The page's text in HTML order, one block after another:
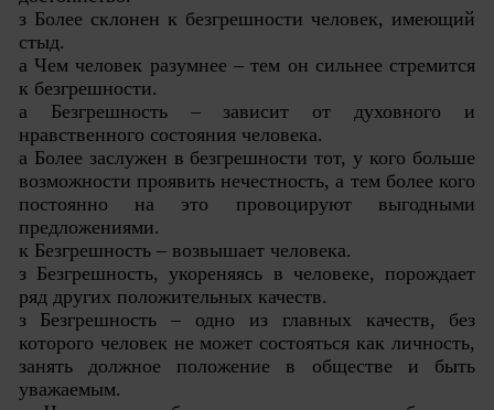
з Более склонен к безгрешности человек, имеющий
стыд.
а Чем человек разумнее – тем он сильнее стремится
к безгрешности.
а Безгрешность – зависит от духовного и
нравственного состояния человека.
а Более заслужен в безгрешности тот, у кого больше
возможности проявить нечестность, а тем более кого
постоянно на это провоцируют выгодными
предложениями.
к Безгрешность – возвышает человека.
з Безгрешность, укореняясь в человеке, порождает
ряд других положительных качеств.
з Безгрешность – одно из главных качеств, без
которого человек не может состояться как личность,
занять должное положение в обществе и быть
уважаемым.